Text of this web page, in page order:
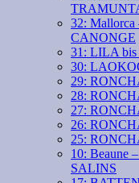
32:
CANONGE
31: LILA
30:
29:
28:
27:
26:
25:
10: Beaune
SALINS